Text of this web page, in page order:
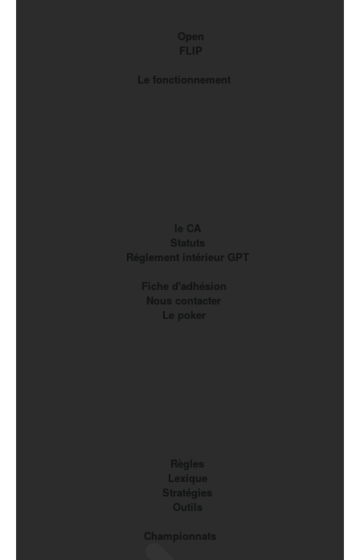
Open
FLIP
Le fonctionnement
le CA
Statuts
Réglement intérieur GPT
Fiche d'adhésion
Nous contacter
Le poker
Règles
Lexique
Stratégies
Outils
Championnats